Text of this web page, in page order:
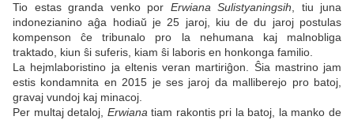
Tio estas granda venko por Erwiana Sulistyaningsih , tiu juna
indonezianino aĝa hodiaŭ je 25 jaroj, kiu de du jaroj postulas
kompenson ĉe tribunalo pro la nehumana kaj malnobliga
traktado, kiun ŝi suferis, kiam ŝi laboris en honkonga familio.
La hejmlaboristino ja eltenis veran martiriĝon. Ŝia mastrino jam
estis kondamnita en 2015 je ses jaroj da malliberejo pro batoj,
gravaj vundoj kaj minacoj.
Per multaj detaloj, Erwiana tiam rakontis pri la batoj, la manko de